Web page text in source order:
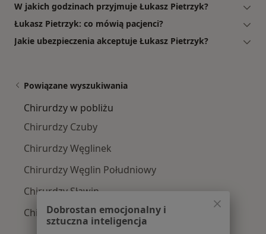
W jakich godzinach przyjmuje Łukasz Pietrzyk?
Łukasz Pietrzyk: co mówią pacjenci?
Jakie ubezpieczenia akceptuje Łukasz Pietrzyk?
Powiązane wyszukiwania
Chirurdzy w pobliżu
Chirurdzy Czuby
Chirurdzy Węglinek
Chirurdzy Węglin Południowy
Chirurdzy Sławin
Chirurdzy Węglin-Południe
Dobrostan emocjonalny i
sztuczna inteligencja